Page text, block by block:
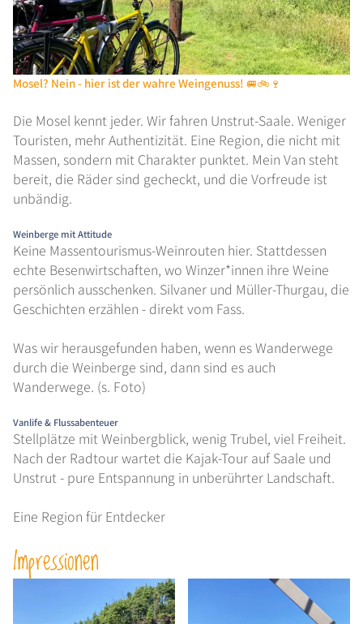
PORTFOLIO
ÜBER MICH
SUCHE
Mosel? Nein - hier ist der wahre Weingenuss! 🚐🚲🍷
Die Mosel kennt jeder. Wir fahren Unstrut-Saale. Weniger
Touristen, mehr Authentizität. Eine Region, die nicht mit
Massen, sondern mit Charakter punktet. Mein Van steht
bereit, die Räder sind gecheckt, und die Vorfreude ist
unbändig.
Weinberge mit Attitude
Keine Massentourismus-Weinrouten hier. Stattdessen
echte Besenwirtschaften, wo Winzer*innen ihre Weine
persönlich ausschenken. Silvaner und Müller-Thurgau, die
Geschichten erzählen - direkt vom Fass.
Was wir herausgefunden haben, wenn es Wanderwege
durch die Weinberge sind, dann sind es auch
Wanderwege. (s. Foto)
Vanlife & Flussabenteuer
Stellplätze mit Weinbergblick, wenig Trubel, viel Freiheit.
Nach der Radtour wartet die Kajak-Tour auf Saale und
Unstrut - pure Entspannung in unberührter Landschaft.
Eine Region für Entdecker
Impressionen